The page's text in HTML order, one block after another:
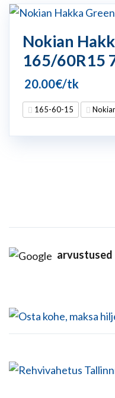
Nokian
165/60R15
20.00€/tk
165-60-15
arvustused